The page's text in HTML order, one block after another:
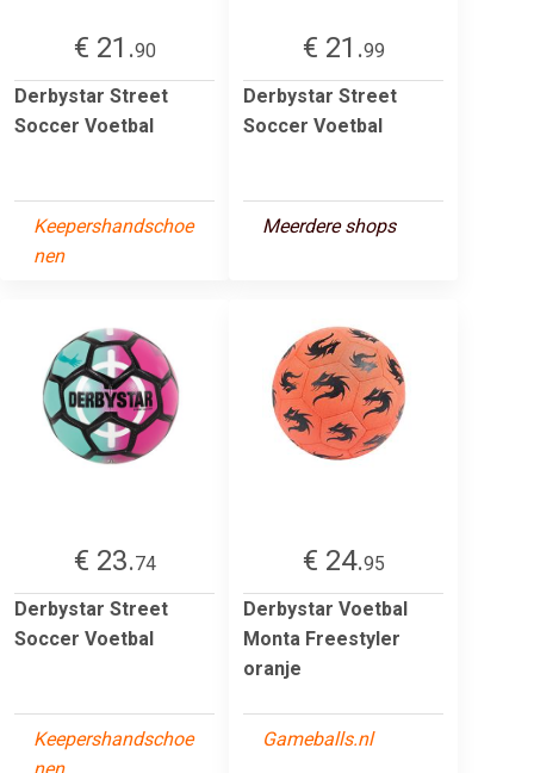
€ 21.90
Derbystar Street
Soccer Voetbal
Keepershandschoe
nen
€ 21.99
Derbystar Street
Soccer Voetbal
Meerdere shops
€ 23.74
Derbystar Street
Soccer Voetbal
Keepershandschoe
€ 24.95
Derbystar Voetbal
Monta Freestyler
oranje
Gameballs.nl